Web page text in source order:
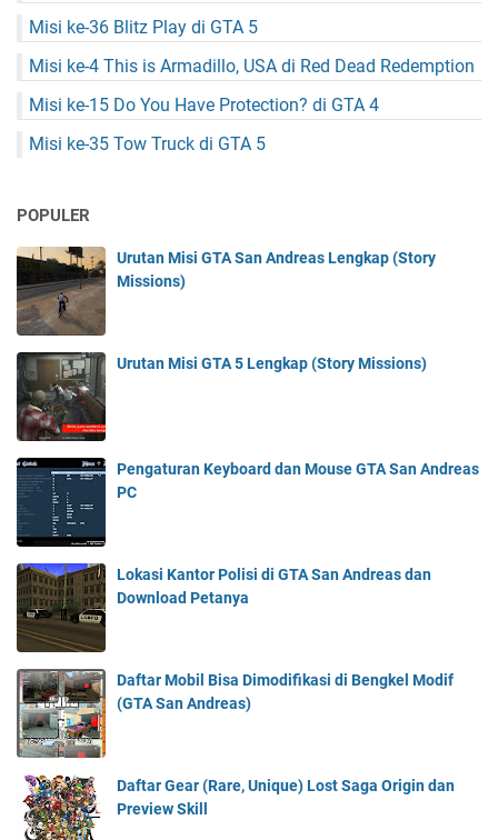
Misi ke-36 Blitz Play di GTA 5
Misi ke-4 This is Armadillo, USA di Red Dead Redemption
Misi ke-15 Do You Have Protection? di GTA 4
Misi ke-35 Tow Truck di GTA 5
POPULER
Urutan Misi GTA San Andreas Lengkap (Story
Missions)
Urutan Misi GTA 5 Lengkap (Story Missions)
Pengaturan Keyboard dan Mouse GTA San Andreas
PC
Lokasi Kantor Polisi di GTA San Andreas dan
Download Petanya
Daftar Mobil Bisa Dimodifikasi di Bengkel Modif
(GTA San Andreas)
Daftar Gear (Rare, Unique) Lost Saga Origin dan
Preview Skill